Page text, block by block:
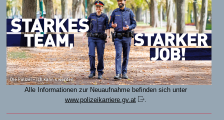
Alle Informationen zur Neuaufnahme befinden sich unter
www.polizeikarriere.gv.at
.